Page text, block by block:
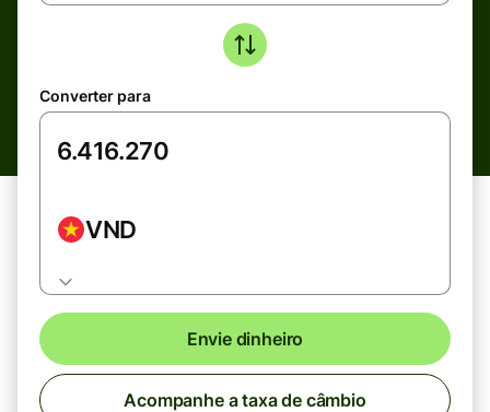
Converter para
VND
Envie dinheiro
Acompanhe a taxa de câmbio